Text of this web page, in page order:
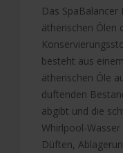
Das
ätherischen Ölen
besteht aus
ätherischen Öle
duftenden
abgibt und die
Whirlpool-
Düften,